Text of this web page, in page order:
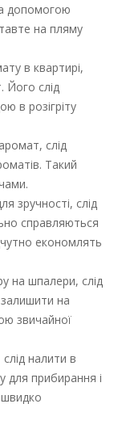
допомогою
на пляму
в квартирі,
Його слід
в розігріту
слід
Такий
зручності, слід
справляються
економлять
на шпалери, слід
на
звичайної
налити в
для прибирання і